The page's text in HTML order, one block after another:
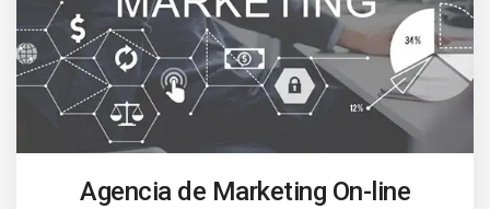
Agencia de Marketing On-line